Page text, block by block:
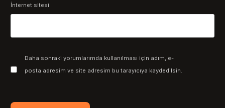
İnternet sitesi
Daha sonraki yorumlarımda kullanılması için adım, e-
posta adresim ve site adresim bu tarayıcıya kaydedilsin.